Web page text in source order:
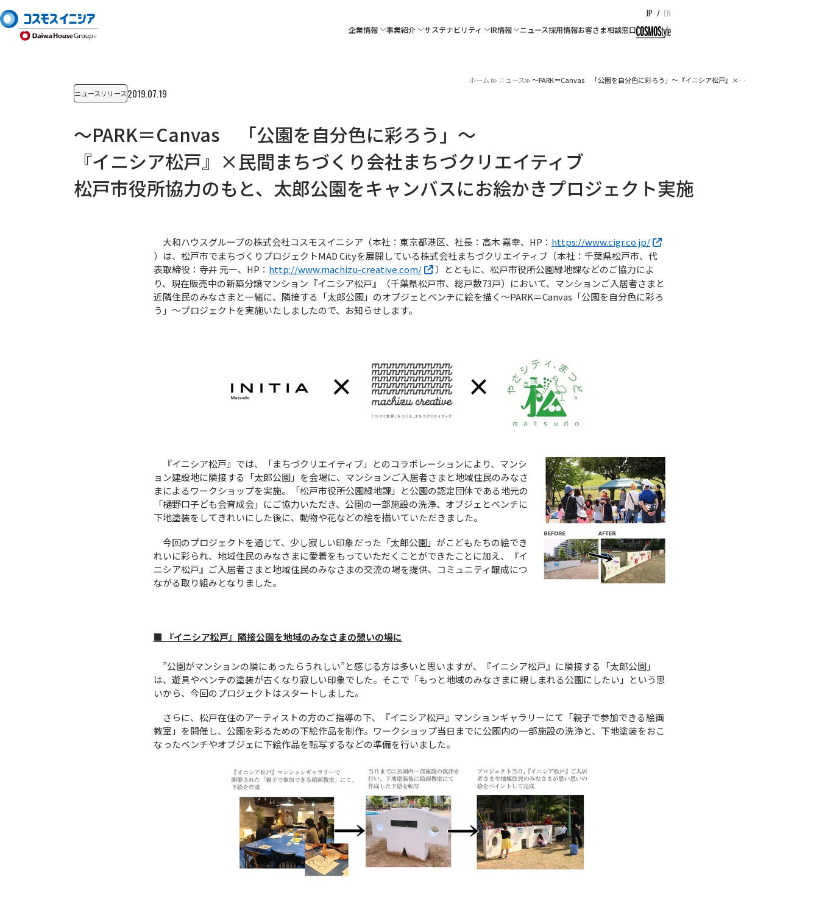
企業情報 事業紹介 サステナビリティ IR情報 ニュース採用情報お客さま相談窓口
JP / EN
ホーム ニュース
～PARK＝Canvas 「公園を自分色に彩ろう」～『イニシア松戸』×…
ニュースリリース2019.07.19
～PARK＝Canvas 「公園を自分色に彩ろう」～
『イニシア松戸』×民間まちづくり会社まちづクリエイティブ
松戸市役所協力のもと、太郎公園をキャンバスにお絵かきプロジェクト実施
大和ハウスグループの株式会社コスモスイニシア（本社：東京都港区、社長：高木 嘉幸、HP： https://www.cigr.co.jp/
）は、松戸市でまちづくりプロジェクトMAD Cityを展開している株式会社まちづクリエイティブ（本社：千葉県松戸市、代
表取締役：寺井 元一、HP： http://www.machizu-creative.com/
）とともに、松戸市役所公園緑地課などのご協力によ
り、現在販売中の新築分譲マンション『イニシア松戸』（千葉県松戸市、総戸数73戸）において、マンションご入居者さまと
近隣住民のみなさまと一緒に、隣接する「太郎公園」のオブジェとベンチに絵を描く～PARK＝Canvas「公園を自分色に彩ろ
う」～プロジェクトを実施いたしましたので、お知らせします。
『イニシア松戸』では、「まちづクリエイティブ」とのコラボレーションにより、マンシ
ョン建設地に隣接する「太郎公園」を会場に、マンションご入居者さまと地域住民のみなさ
まによるワークショップを実施。「松戸市役所公園緑地課」と公園の認定団体である地元の
「樋野口子ども会育成会」にご協力いただき、公園の一部施設の洗浄、オブジェとベンチに
下地塗装をしてきれいにした後に、動物や花などの絵を描いていただきました。
今回のプロジェクトを通じて、少し寂しい印象だった「太郎公園」がこどもたちの絵でき
れいに彩られ、地域住民のみなさまに愛着をもっていただくことができたことに加え、『イ
ニシア松戸』ご入居者さまと地域住民のみなさまの交流の場を提供、コミュニティ醸成につ
ながる取り組みとなりました。
■ 『イニシア松戸』隣接公園を地域のみなさまの憩いの場に
”公園がマンションの隣にあったらうれしい”と感じる方は多いと思いますが、『イニシア松戸』に隣接する「太郎公園」
は、遊具やベンチの塗装が古くなり寂しい印象でした。そこで「もっと地域のみなさまに親しまれる公園にしたい」という思
いから、今回のプロジェクトはスタートしました。
さらに、松戸在住のアーティストの方のご指導の下、『イニシア松戸』マンションギャラリーにて「親子で参加できる絵画
教室」を開催し、公園を彩るための下絵作品を制作。ワークショップ当日までに公園内の一部施設の洗浄と、下地塗装をおこ
なったベンチやオブジェに下絵作品を転写するなどの準備を行いました。